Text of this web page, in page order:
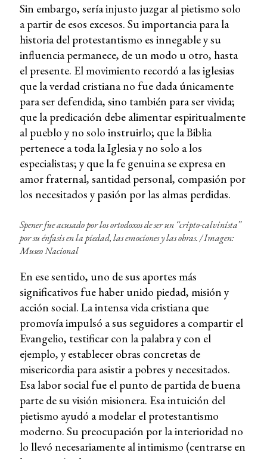
Sin embargo, sería injusto juzgar al pietismo solo
a partir de esos excesos. Su importancia para la
historia del protestantismo es innegable y su
influencia permanece, de un modo u otro, hasta
el presente. El movimiento recordó a las iglesias
que la verdad cristiana no fue dada únicamente
para ser defendida, sino también para ser vivida;
que la predicación debe alimentar espiritualmente
al pueblo y no solo instruirlo; que la Biblia
pertenece a toda la Iglesia y no solo a los
especialistas; y que la fe genuina se expresa en
amor fraternal, santidad personal, compasión por
los necesitados y pasión por las almas perdidas.
Spener fue acusado por los ortodoxos de ser un “cripto-calvinista”
por su énfasis en la piedad, las emociones y las obras. / Imagen:
Museo Nacional
En ese sentido, uno de sus aportes más
significativos fue haber unido piedad, misión y
acción social. La intensa vida cristiana que
promovía impulsó a sus seguidores a compartir el
Evangelio, testificar con la palabra y con el
ejemplo, y establecer obras concretas de
misericordia para asistir a pobres y necesitados.
Esa labor social fue el punto de partida de buena
parte de su visión misionera. Esa intuición del
pietismo ayudó a modelar el protestantismo
moderno. Su preocupación por la interioridad no
lo llevó necesariamente al intimismo (centrarse en